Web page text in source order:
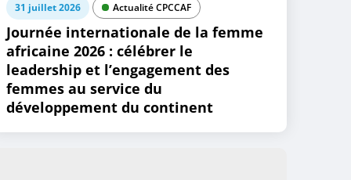
31 juillet 2026 Actualité CPCCAF
Journée internationale de la femme
africaine 2026 : célébrer le
leadership et l’engagement des
femmes au service du
développement du continent